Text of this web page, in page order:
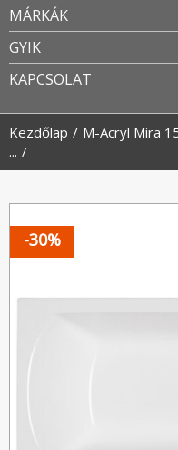
MÁRKÁK
GYIK
KAPCSOLAT
Kezdőlap
M-Acryl Mira
...
-30%